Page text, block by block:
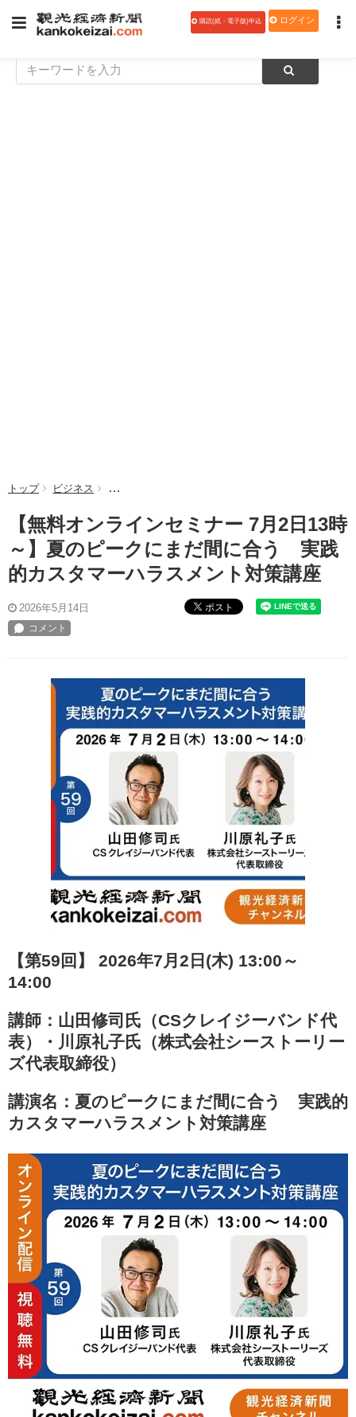
購読(紙・電子版)申込 ログイン
トップ ビジネス 【無料オンラインセミナー 7月2日13時～】夏のピ
【無料オンラインセミナー 7月2日13時
～】夏のピークにまだ間に合う 実践
的カスタマーハラスメント対策講座
2026年5月14日 ポスト
【第59回】 2026年7月2日(木) 13:00～
14:00
講師：山田修司氏（CSクレイジーバンド代
表）・川原礼子氏（株式会社シーストーリー
ズ代表取締役）
講演名：夏のピークにまだ間に合う 実践的
カスタマーハラスメント対策講座